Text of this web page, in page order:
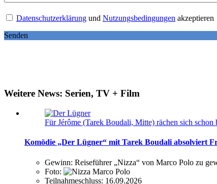
Datenschutzerklärung und Nutzungsbedingungen akzeptieren
Senden
Weitere News: Serien, TV + Film
Für Jérôme (Tarek Boudali, Mitte) rächen sich
Komödie „Der Lügner“ mit Tarek Boudali absolviert
Gewinn: Reiseführer „Nizza“ von Marco Polo zu
Foto:
Teilnahmeschluss: 16.09.2026